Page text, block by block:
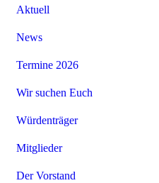
Aktuell
News
Termine 2026
Wir suchen Euch
Würdenträger
Mitglieder
Der Vorstand